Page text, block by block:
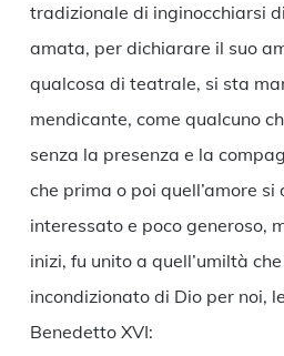
tradizionale di inginocchiarsi
amata, per dichiarare il suo
qualcosa di teatrale, si sta
mendicante, come qualcuno
senza la presenza e la
che prima o poi quell’amore
interessato e poco generoso,
inizi, fu unito a quell’umiltà
incondizionato di Dio per noi,
Benedetto XVI: